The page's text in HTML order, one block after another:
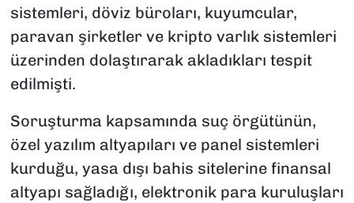
sistemleri, döviz büroları, kuyumcular,
paravan şirketler ve kripto varlık sistemleri
üzerinden dolaştırarak akladıkları tespit
edilmişti.
Soruşturma kapsamında suç örgütünün,
özel yazılım altyapıları ve panel sistemleri
kurduğu, yasa dışı bahis sitelerine finansal
altyapı sağladığı, elektronik para kuruluşları